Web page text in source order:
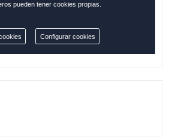
pueden tener cookies propias.
Configurar cookies